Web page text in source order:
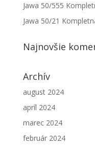
Jawa 50/555
Jawa 50/21
Najnovšie
Archív
august 2024
apríl 2024
marec 2024
február 2024